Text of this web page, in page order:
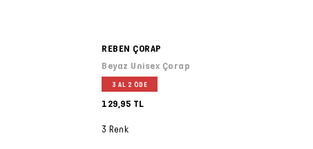
REBEN ÇORAP
Beyaz Unisex Çorap
3 AL 2 ÖDE
129,95 TL
3 Renk